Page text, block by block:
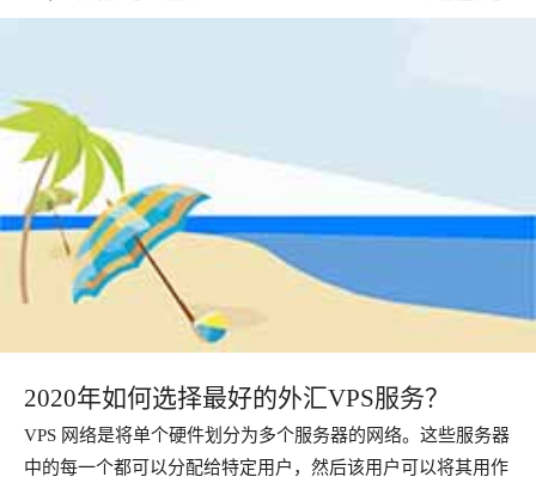
2020年如何选择最好的外汇VPS服务？
VPS 网络是将单个硬件划分为多个服务器的网络。这些服务器
中的每一个都可以分配给特定用户，然后该用户可以将其用作